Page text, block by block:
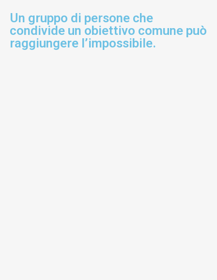
Un gruppo di persone che
condivide un obiettivo comune può
raggiungere l’impossibile.